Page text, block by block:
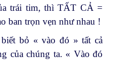
trái tim, thì TẤT CẢ =
ban trọn vẹn như nhau !
bỏ « vào đó » tất cả
của chúng ta. « Vào đó